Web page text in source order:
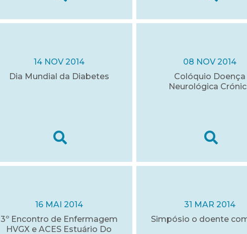
14 NOV 2014
Dia Mundial da Diabetes
08 NOV 2014
Colóquio Doença
Neurológica
16 MAI 2014
3º Encontro de Enfermagem
HVGX e ACES Estuário Do
31 MAR 2014
Simpósio o doente